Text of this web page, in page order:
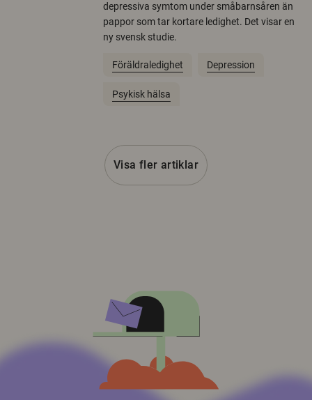
depressiva symtom under småbarnsåren än
pappor som tar kortare ledighet. Det visar en
ny svensk studie.
Föräldraledighet Depression
Psykisk hälsa
Visa fler artiklar